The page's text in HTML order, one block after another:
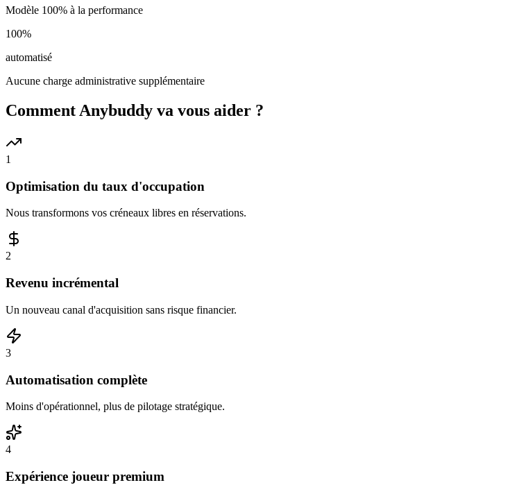
Modèle 100% à la performance
100%
automatisé
Aucune charge administrative supplémentaire
Comment Anybuddy va vous aider ?
1
Optimisation du taux d'occupation
Nous transformons vos créneaux libres en réservations.
2
Revenu incrémental
Un nouveau canal d'acquisition sans risque financier.
3
Automatisation complète
Moins d'opérationnel, plus de pilotage stratégique.
4
Expérience joueur premium